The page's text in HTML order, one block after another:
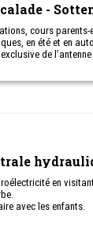
-
cours parents-
en été et en
de
en
avec les enfants.